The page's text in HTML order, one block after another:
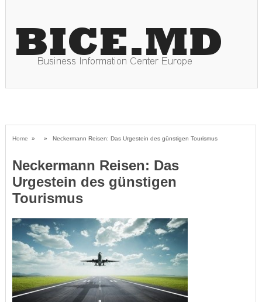
Home » » Neckermann Reisen: Das Urgestein des günstigen Tourismus
Neckermann Reisen: Das
Urgestein des günstigen
Tourismus